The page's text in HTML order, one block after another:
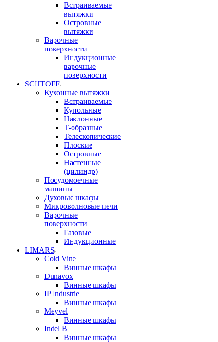
Встраиваемые
вытяжки
Островные
вытяжки
Варочные
поверхности
Индукционные
варочные
поверхности
SCHTOFF
Кухонные вытяжки
Встраиваемые
Купольные
Наклонные
Т-образные
Телескопические
Плоские
Островные
Настенные
(цилиндр)
Посудомоечные
машины
Духовые шкафы
Микроволновые печи
Варочные
поверхности
Газовые
Индукционные
LIMARS
Cold Vine
Винные шкафы
Dunavox
Винные шкафы
IP Industrie
Винные шкафы
Meyvel
Винные шкафы
Indel B
Винные шкафы